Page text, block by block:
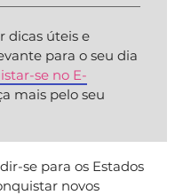
dicas úteis e
para o seu dia
se no E-
mais pelo seu
se para os Estados
novos